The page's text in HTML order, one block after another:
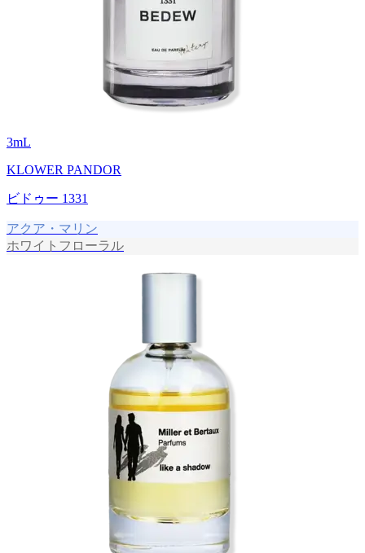
3mL
KLOWER PANDOR
ビドゥー 1331
アクア・マリン
ホワイトフローラル